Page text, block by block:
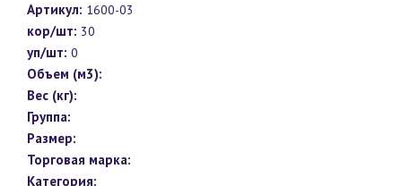
Артикул: 1600-03
кор/шт: 30
уп/шт: 0
Объем (м3):
Вес (кг):
Группа:
Размер:
Торговая марка:
Категория: